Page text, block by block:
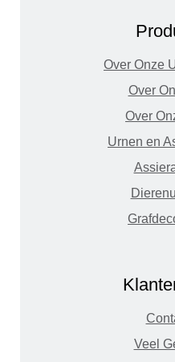
Over Onze
Over
Over
Urnen en
Veel